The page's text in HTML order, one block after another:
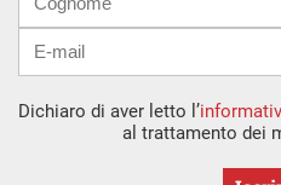
Dichiaro di aver letto l’
al trattamento dei